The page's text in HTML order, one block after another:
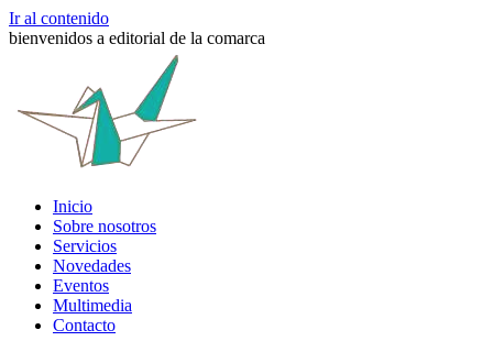
Ir al contenido
bienvenidos a editorial de la comarca
Inicio
Sobre nosotros
Servicios
Novedades
Eventos
Multimedia
Contacto